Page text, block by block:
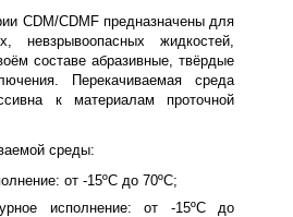
CDM/CDMF предназначены для
невзрывоопасных жидкостей,
составе абразивные, твёрдые
Перекачиваемая среда
к материалам проточной
среды:
от -15ºС до 70ºС;
исполнение: от -15ºС до